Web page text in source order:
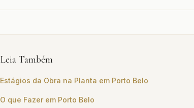
Leia Também
Estágios da Obra na Planta em Porto Belo
O que Fazer em Porto Belo